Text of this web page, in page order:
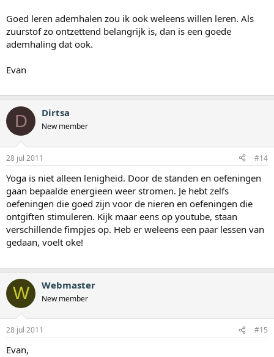
Goed leren ademhalen zou ik ook weleens willen leren. Als
zuurstof zo ontzettend belangrijk is, dan is een goede
ademhaling dat ook.
Evan
D Dirtsa
New member
28 jul 2011 #14
Yoga is niet alleen lenigheid. Door de standen en oefeningen
gaan bepaalde energieen weer stromen. Je hebt zelfs
oefeningen die goed zijn voor de nieren en oefeningen die
ontgiften stimuleren. Kijk maar eens op youtube, staan
verschillende fimpjes op. Heb er weleens een paar lessen van
gedaan, voelt oke!
W Webmaster
New member
28 jul 2011 #15
Evan,